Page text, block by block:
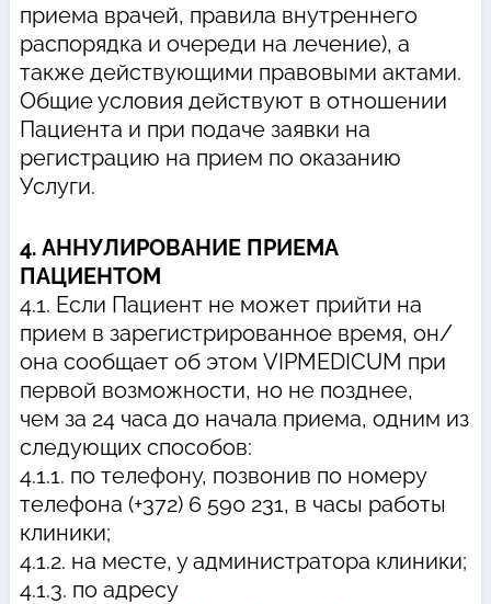
приема врачей, правила внутреннего
распорядка и очереди на лечение), а
также действующими правовыми актами.
Общие условия действуют в отношении
Пациента и при подаче заявки на
регистрацию на прием по оказанию
Услуги.
4. АННУЛИРОВАНИЕ ПРИЕМА
ПАЦИЕНТОМ
4.1. Если Пациент не может прийти на
прием в зарегистрированное время, он/
она сообщает об этом VIPMEDICUM при
первой возможности, но не позднее,
чем за 24 часа до начала приема, одним из
следующих способов:
4.1.1. по телефону, позвонив по номеру
телефона (+372) 6 590 231, в часы работы
клиники;
4.1.2. на месте, у администратора клиники;
4.1.3. по адресу